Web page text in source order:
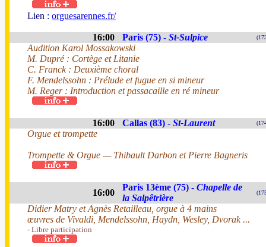
Lien : orguesarennes.fr/
16:00 Paris (75) - St-Sulpice
Audition Karol Mossakowski
M. Dupré : Cortège et Litanie
C. Franck : Deuxième choral
F. Mendelssohn : Prélude et fugue en si mineur
M. Reger : Introduction et passacaille en ré mineur
16:00 Callas (83) - St-Laurent
Orgue et trompette
Trompette & Orgue — Thibault Darbon et Pierre Bagneris
16:00
Paris 13ème (75) - Chapelle de
la Salpêtrière
Didier Matry et Agnès Retailleau, orgue à 4 mains
œuvres de Vivaldi, Mendelssohn, Haydn, Wesley, Dvorak ...
- Libre participation